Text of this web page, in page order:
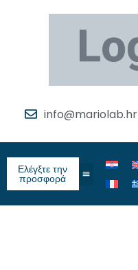
info@mariolab.hr
Ελέγξτε την
προσφορά